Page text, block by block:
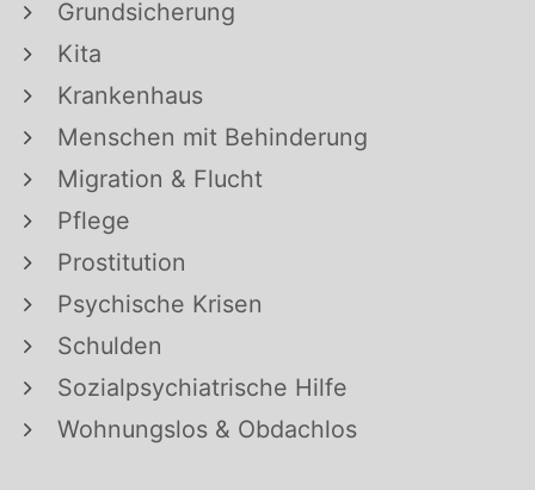
Grundsicherung
Kita
Krankenhaus
Menschen mit Behinderung
Migration & Flucht
Pflege
Prostitution
Psychische Krisen
Schulden
Sozialpsychiatrische Hilfe
Wohnungslos & Obdachlos